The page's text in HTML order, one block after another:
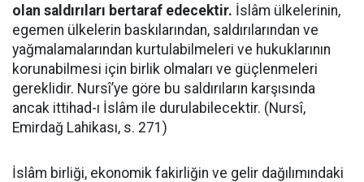
olan saldırıları bertaraf edecektir. İslâm ülkelerinin,
egemen ülkelerin baskılarından, saldırılarından ve
yağmalamalarından kurtulabilmeleri ve hukuklarının
korunabilmesi için birlik olmaları ve güçlenmeleri
gereklidir. Nursî’ye göre bu saldırıların karşısında
ancak ittihad-ı İslâm ile durulabilecektir. (Nursî,
Emirdağ Lahikası, s. 271)
İslâm birliği, ekonomik fakirliğin ve gelir dağılımındaki